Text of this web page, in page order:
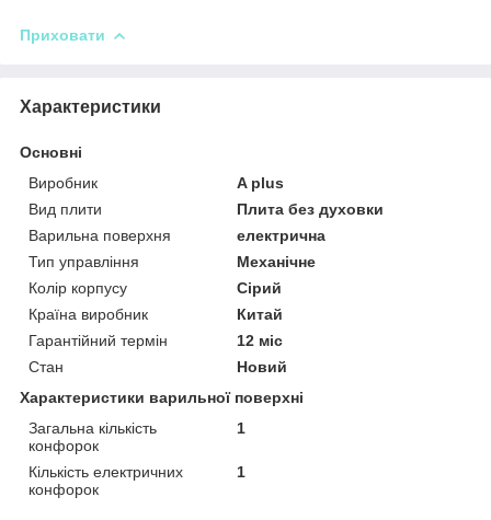
Приховати
Характеристики
Основні
Виробник
A plus
Вид плити
Плита без духовки
Варильна поверхня
електрична
Тип управління
Механічне
Колір корпусу
Сірий
Країна виробник
Китай
Гарантійний термін
12 міс
Стан
Новий
Характеристики варильної поверхні
Загальна кількість
конфорок
1
Кількість електричних
конфорок
1